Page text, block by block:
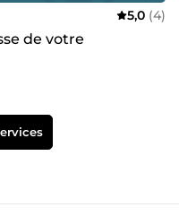
5,0 (4)
de votre